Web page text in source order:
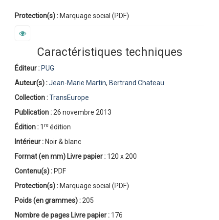
Protection(s) : Marquage social (PDF)
Caractéristiques techniques
Éditeur : PUG
Auteur(s) :Jean-Marie Martin, Bertrand Chateau
Collection :TransEurope
Publication : 26 novembre 2013
Édition : 1 re édition
Intérieur : Noir & blanc
Format (en mm) Livre papier : 120 x 200
Contenu(s) : PDF
Protection(s) : Marquage social (PDF)
Poids (en grammes) : 205
Nombre de pages Livre papier : 176